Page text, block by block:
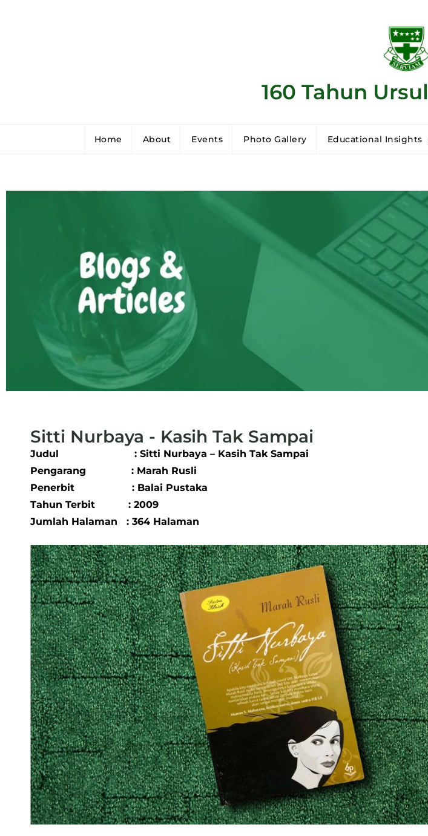
160 Tahun
Home About Events Photo Gallery Educational Insights
Sitti Nurbaya - Kasih Tak Sampai
Judul : Sitti Nurbaya – Kasih Tak Sampai
Pengarang : Marah Rusli
Penerbit : Balai Pustaka
Tahun Terbit : 2009
Jumlah Halaman : 364 Halaman